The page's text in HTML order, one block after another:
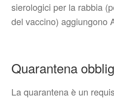
sierologici per la rabbia
del vaccino) aggiungono
Quarantena
La quarantena è un